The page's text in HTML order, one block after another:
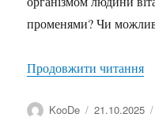
променями? Чи
Продовжити читання
Автор
KooDe 21.10.2025